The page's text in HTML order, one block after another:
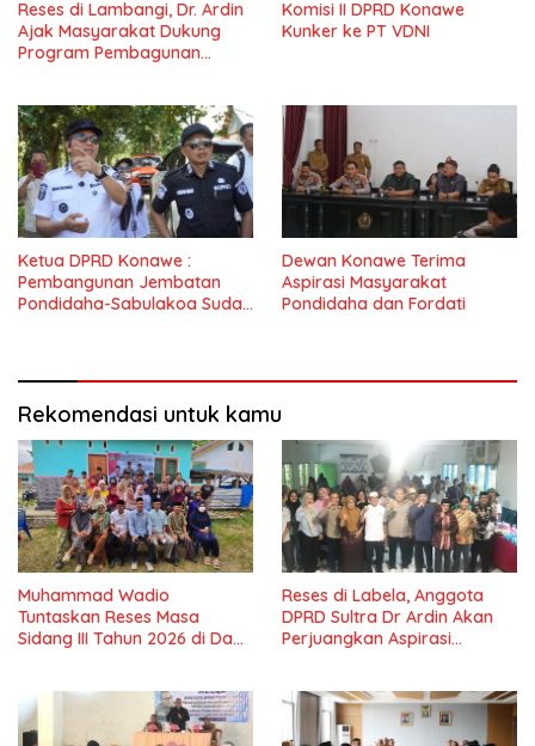
Reses di Lambangi, Dr. Ardin
Ajak Masyarakat Dukung
Program Pembagunan
Komisi II DPRD Konawe
Kunker ke PT VDNI
Ketua DPRD Konawe :
Pembangunan Jembatan
Pondidaha-Sabulakoa Sudah
Dewan Konawe Terima
Aspirasi Masyarakat
Pondidaha dan Fordati
Rekomendasi untuk kamu
Muhammad Wadio
Tuntaskan Reses Masa
Sidang III Tahun 2026 di Dapil
Reses di Labela, Anggota
DPRD Sultra Dr Ardin Akan
Perjuangkan Aspirasi